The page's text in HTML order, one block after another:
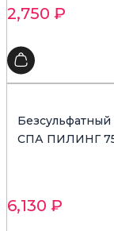
2,750 ₽
СПА ПИЛИНГ
6,130 ₽